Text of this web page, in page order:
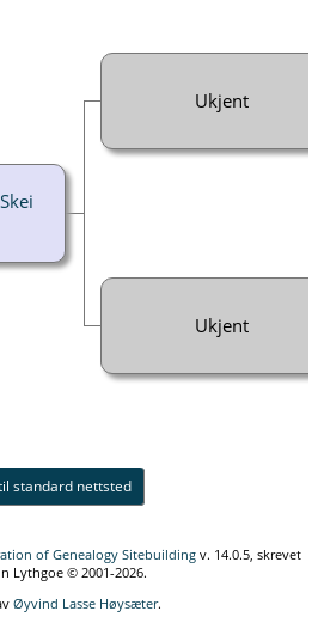
Ukjent
Ukjent
standard nettsted
of Genealogy Sitebuildingv. 14.0.5, skrevet
Lythgoe © 2001-2026.
Øyvind Lasse Høysæter.